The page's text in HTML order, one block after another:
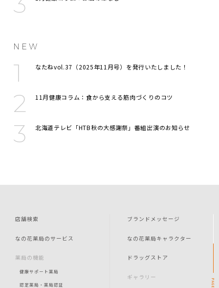
NEW
なたねvol.37（2025年11月号）を発行いたしました！
11月健康コラム：食から支える筋肉づくりのコツ
北海道テレビ「HTB秋の大感謝祭」番組出演のお知らせ
店舗検索
なの花薬局のサービス
薬局の機能
健康サポート薬局
認定薬局・薬局認証
ブランドメッセージ
なの花薬局キャラクター
ドラッグストア
ギャラリー
PAGE